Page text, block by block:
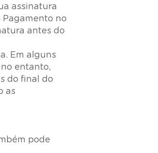
assinatura
Pagamento no
antes do
Em alguns
entanto,
do final do
as
pode